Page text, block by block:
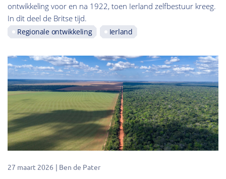
ontwikkeling voor en na 1922, toen Ierland zelfbestuur kreeg.
In dit deel de Britse tijd.
Regionale ontwikkeling Ierland
27 maart 2026 Ben de Pater